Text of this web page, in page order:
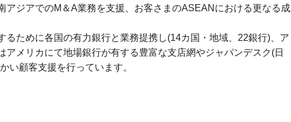
アジアでのM＆A業務を支援、お客さまのASEANにおける更なる成
るために各国の有力銀行と業務提携し(14カ国・地域、22銀行)、ア
アメリカにて地場銀行が有する豊富な支店網やジャパンデスク(日
い顧客支援を行っています。